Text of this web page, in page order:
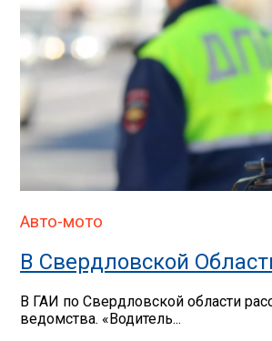
Авто-мото
В Свердловской
В ГАИ по Свердловской области
ведомства. «Водитель...